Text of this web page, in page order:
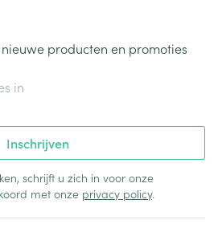
producten en promoties
Inschrijven
schrijft u zich in voor onze
met onze privacy policy.